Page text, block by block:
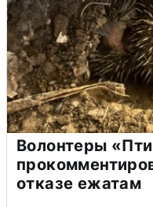
Волонтеры
отказе ежатам